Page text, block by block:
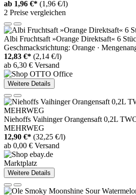
ab 1,96 €* (1,96 €/l)
2 Preise vergleichen
Albi Fruchtsaft »Orange Direktsaft« 6
Geschmacksrichtung: Orange ·
12,83 €* (2,14 €/l)
ab 6,30 € Versand
Weitere Details
Niehoffs Vaihinger Orangensaft 0,2L
MEHRWEG
12,90 €* (32,25 €/l)
ab 0,00 € Versand
Marktplatz
Weitere Details